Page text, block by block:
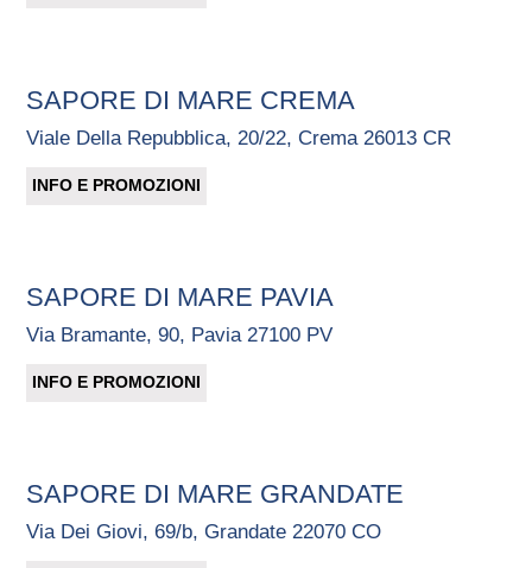
SAPORE DI MARE CREMA
Viale Della Repubblica, 20/22, Crema 26013 CR
INFO E PROMOZIONI
SAPORE DI MARE PAVIA
Via Bramante, 90, Pavia 27100 PV
INFO E PROMOZIONI
SAPORE DI MARE GRANDATE
Via Dei Giovi, 69/b, Grandate 22070 CO